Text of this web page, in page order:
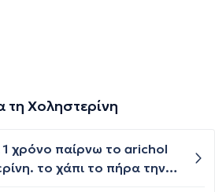
τη Χοληστερίνη
χρόνο παίρνω το arichol
το χάπι το πήρα την